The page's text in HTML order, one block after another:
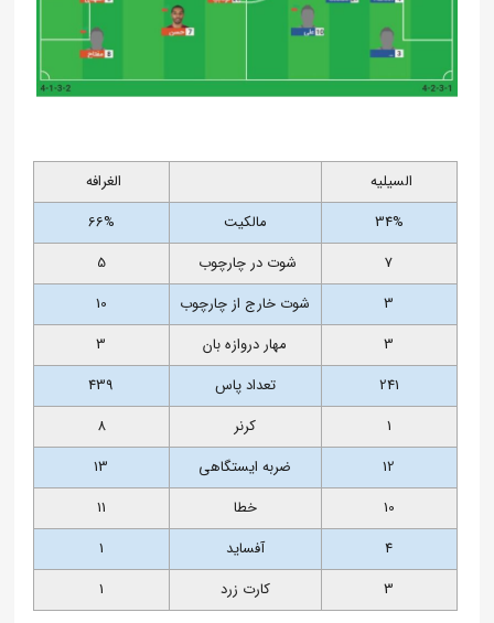
السیلیه
الغرافه
34%
مالکیت
66%
7
شوت در چارچوب
5
3
شوت خارج از چارچوب
10
3
مهار دروازه بان
3
241
تعداد پاس
439
1
کرنر
8
12
ضربه ایستگاهی
13
10
خطا
11
4
آفساید
1
3
کارت زرد 1